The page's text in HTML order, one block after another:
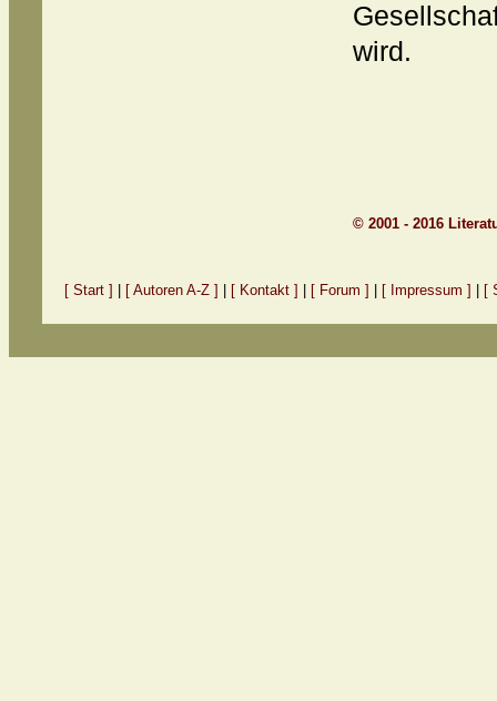
wird.
© 2001 - 2016
[ Start ] [ Autoren A-Z ] [ Kontakt ] [ Forum ] [ Impressum ] [